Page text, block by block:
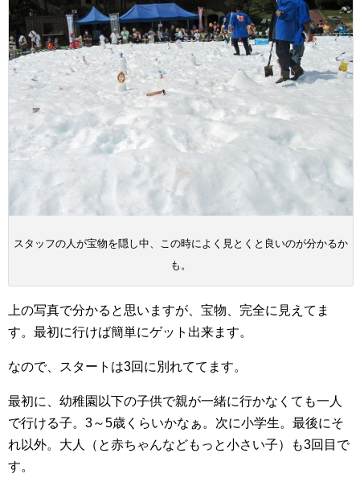
スタッフの人が宝物を隠し中、この時によく見とくと良いのが分かるか
も。
上の写真で分かると思いますが、宝物、完全に見えてま
す。最初に行けば簡単にゲット出来ます。
なので、スタートは3回に別れててます。
最初に、幼稚園以下の子供で親が一緒に行かなくても一人
で行ける子。3～5歳くらいかなぁ。次に小学生。最後にそ
れ以外。大人（と赤ちゃんなどもっと小さい子）も3回目で
す。